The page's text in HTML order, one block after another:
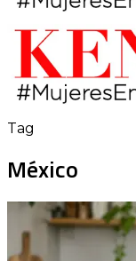
Tag
México